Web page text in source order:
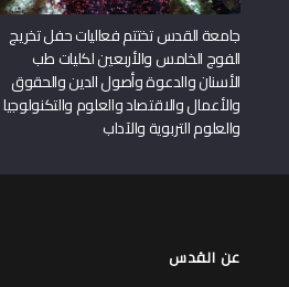
جامعة القدس تختتم فعاليات حفل تخريج
الفوج الخامس والأربعين لكليات طب
الأسنان والدعوة وأصول الدين والحقوق
والأعمال والاقتصاد والعلوم والتكنولوجيا
والعلوم التربوية والآداب
عن القدس